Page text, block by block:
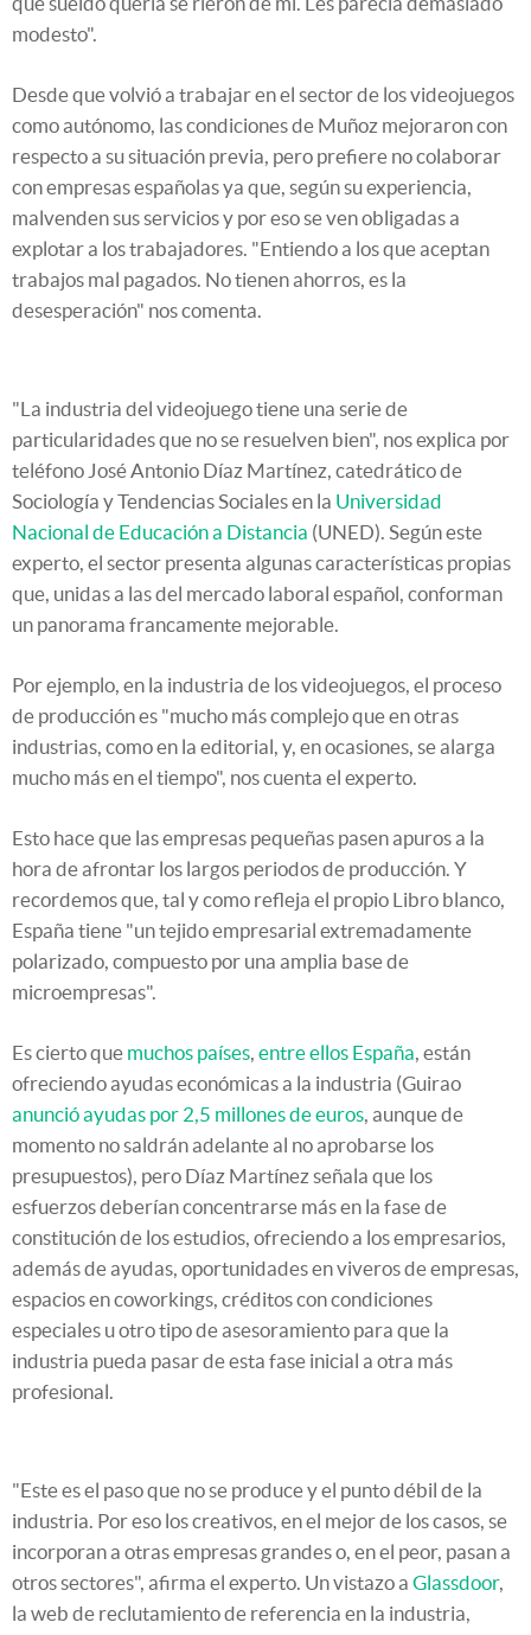
modesto".
Desde que volvió a trabajar en el sector de los videojuegos
como autónomo, las condiciones de Muñoz mejoraron con
respecto a su situación previa, pero prefiere no colaborar
con empresas españolas ya que, según su experiencia,
malvenden sus servicios y por eso se ven obligadas a
explotar a los trabajadores. "Entiendo a los que aceptan
trabajos mal pagados. No tienen ahorros, es la
desesperación" nos comenta.
"La industria del videojuego tiene una serie de
particularidades que no se resuelven bien", nos explica por
teléfono José Antonio Díaz Martínez, catedrático de
Sociología y Tendencias Sociales en la Universidad
Nacional de Educación a Distancia (UNED). Según este
experto, el sector presenta algunas características propias
que, unidas a las del mercado laboral español, conforman
un panorama francamente mejorable.
Por ejemplo, en la industria de los videojuegos, el proceso
de producción es "mucho más complejo que en otras
industrias, como en la editorial, y, en ocasiones, se alarga
mucho más en el tiempo", nos cuenta el experto.
Esto hace que las empresas pequeñas pasen apuros a la
hora de afrontar los largos periodos de producción. Y
recordemos que, tal y como refleja el propio Libro blanco,
España tiene "un tejido empresarial extremadamente
polarizado, compuesto por una amplia base de
microempresas".
Es cierto que muchos países, entre ellos España, están
ofreciendo ayudas económicas a la industria (Guirao
anunció ayudas por 2,5 millones de euros, aunque de
momento no saldrán adelante al no aprobarse los
presupuestos), pero Díaz Martínez señala que los
esfuerzos deberían concentrarse más en la fase de
constitución de los estudios, ofreciendo a los empresarios,
además de ayudas, oportunidades en viveros de empresas,
espacios en coworkings, créditos con condiciones
especiales u otro tipo de asesoramiento para que la
industria pueda pasar de esta fase inicial a otra más
profesional.
"Este es el paso que no se produce y el punto débil de la
industria. Por eso los creativos, en el mejor de los casos, se
incorporan a otras empresas grandes o, en el peor, pasan a
otros sectores", afirma el experto. Un vistazo a Glassdoor,
la web de reclutamiento de referencia en la industria,